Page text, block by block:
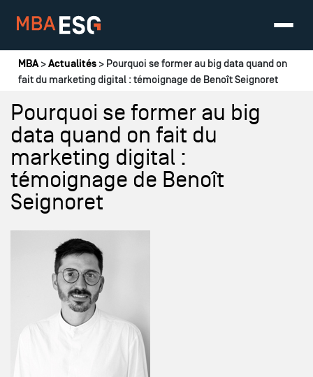
Vous êtes ici
MBA>Actualités > Pourquoi se former au big data quand on
fait du marketing digital : témoignage de Benoît Seignoret
Pourquoi se former au big
data quand on fait du
marketing digital :
témoignage de Benoît
Seignoret